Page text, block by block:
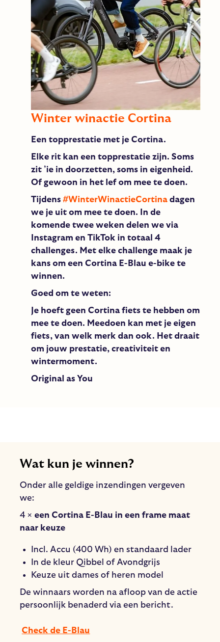
Winter winactie Cortina
Een topprestatie met je Cortina.
Elke rit kan een topprestatie zijn. Soms
zit ’ie in doorzetten, soms in eigenheid.
Of gewoon in het lef om mee te doen.
Tijdens #WinterWinactieCortinadagen
we je uit om mee te doen. In de
komende twee weken delen we via
Instagram en TikTok in totaal 4
challenges. Met elke challenge maak je
kans om een Cortina E-Blau e-bike te
winnen.
Goed om te weten:
Je hoeft geen Cortina fiets te hebben om
mee te doen. Meedoen kan met je eigen
fiets, van welk merk dan ook. Het draait
om jouw prestatie, creativiteit en
wintermoment.
Original as You
Wat kun je winnen?
Onder alle geldige inzendingen vergeven
we:
4 ×een Cortina E-Blau in een frame maat
naar keuze
Incl. Accu (400 Wh) en standaard lader
In de kleur Qibbel of Avondgrijs
Keuze uit dames of heren model
De winnaars worden na afloop van de actie
persoonlijk benaderd via een bericht.
Check de E-Blau